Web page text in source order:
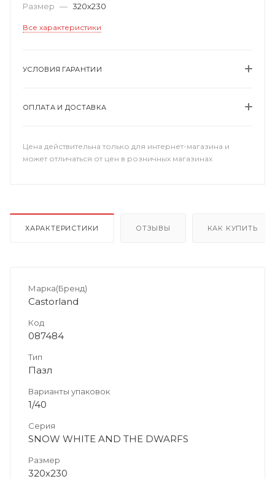
Размер — 320х230
Все характеристики
УСЛОВИЯ ГАРАНТИИ
ОПЛАТА И ДОСТАВКА
Цена действительна только для интернет-магазина и
может отличаться от цен в розничных магазинах
ХАРАКТЕРИСТИКИ ОТЗЫВЫ КАК КУПИТЬ
Марка(Бренд)
Castorland
Код
087484
Тип
Пазл
Варианты упаковок
1/40
Серия
SNOW WHITE AND THE DWARFS
Размер
320х230